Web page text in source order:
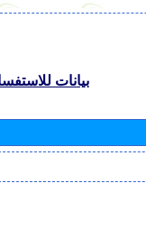
بيانات